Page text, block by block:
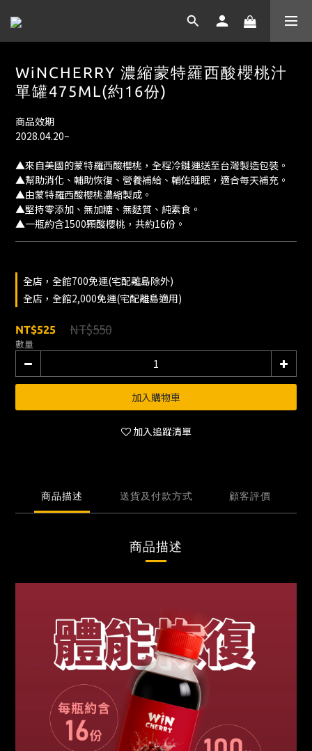
WiNCHERRY 濃縮蒙特羅西酸櫻桃汁
單罐475ML(約16份)
商品效期
2028.04.20~
▲來自美國的蒙特羅西酸櫻桃，全程冷鏈運送至台灣製造包裝。
▲幫助消化、輔助恢復、營養補給、輔佐睡眠，適合每天補充。
▲由蒙特羅西酸櫻桃濃縮製成。
▲堅持零添加、無加糖、無麩質、純素食。
▲一瓶約含1500顆酸櫻桃，共約16份。
全店，全館700免運(宅配離島除外)
全店，全館2,000免運(宅配離島適用)
NT$525 NT$550
數量
加入購物車
加入追蹤清單
商品描述 送貨及付款方式 顧客評價
商品描述